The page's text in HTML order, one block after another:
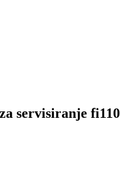
servisiranje fi110